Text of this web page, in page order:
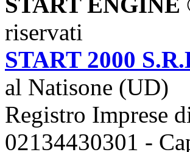
riservati
START 2000
al Natisone (UD)
Registro Imprese
02134430301 -